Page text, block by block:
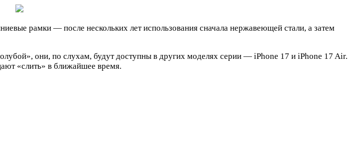
рамки — после нескольких лет использования сначала нержавеющей стали, а затем
они, по слухам, будут доступны в других моделях серии — iPhone 17 и iPhone 17 Air.
«слить» в ближайшее время.